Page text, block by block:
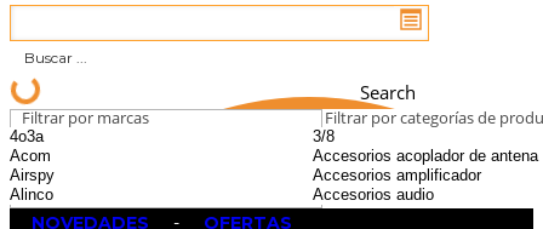
Search
Filtrar por marcas Filtrar por categorías de
NOVEDADES - OFERTAS